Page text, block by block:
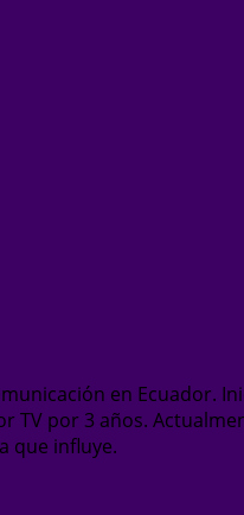
en Ecuador.
TV por 3 años.
que influye.